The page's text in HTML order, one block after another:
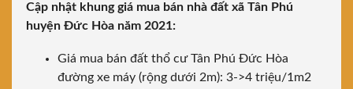
Cập nhật khung giá mua bán nhà đất xã Tân Phú
huyện Đức Hòa năm 2021:
Giá mua bán đất thổ cư Tân Phú Đức Hòa
đường xe máy (rộng dưới 2m): 3->4 triệu/1m2